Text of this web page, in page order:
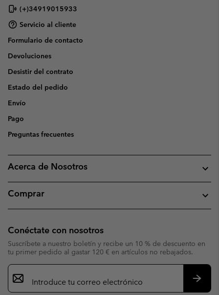
(+)34919015933
Servicio al cliente
Formulario de contacto
Devoluciones
Desistir del contrato
Estado del pedido
Envío
Pago
Preguntas frecuentes
Acerca de Nosotros
Comprar
Conéctate con nosotros
Suscríbete a nuestro boletín y recibe un 10 % de descuento en
tu primer pedido al gastar 120 € en artículos no rebajados.
Suscripción
de
correo